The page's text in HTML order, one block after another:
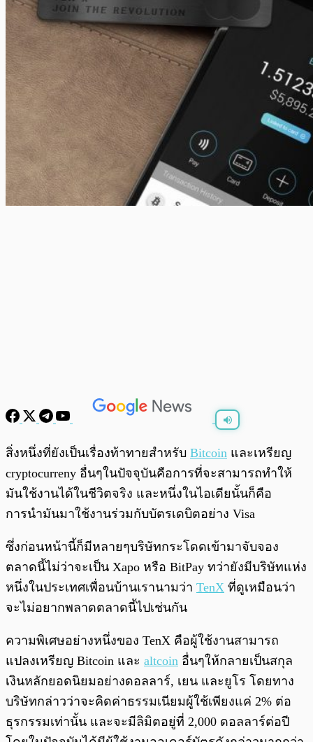
พร้อมเล่น 0:00
สิ่งหนึ่งที่ยังเป็นเรื่องท้าทายสำหรับ Bitcoin และเหรียญ
cryptocurreny อื่นๆในปัจจุบันคือการที่จะสามารถทำให้
มันใช้งานได้ในชีวิตจริง และหนึ่งในไอเดียนั้นก็คือ
การนำมันมาใช้งานร่วมกับบัตรเดบิตอย่าง Visa
ซึ่งก่อนหน้านี้ก็มีหลายๆบริษัทกระโดดเข้ามาจับจอง
ตลาดนี้ไม่ว่าจะเป็น Xapo หรือ BitPay ทว่ายังมีบริษัทแห่ง
หนึ่งในประเทศเพื่อนบ้านเรานามว่า TenX ที่ดูเหมือนว่า
จะไม่อยากพลาดตลาดนี้ไปเช่นกัน
ความพิเศษอย่างหนึ่งของ TenX คือผู้ใช้งานสามารถ
แปลงเหรียญ Bitcoin และ altcoin อื่นๆให้กลายเป็นสกุล
เงินหลักยอดนิยมอย่างดอลลาร์, เยน และยูโร โดยทาง
บริษัทกล่าวว่าจะคิดค่าธรรมเนียมผู้ใช้เพียงแค่ 2% ต่อ
ธุรกรรมเท่านั้น และจะมีลิมิตอยู่ที่ 2,000 ดอลลาร์ต่อปี